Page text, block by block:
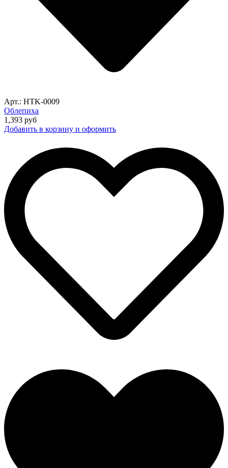
Арт.: HTK-0009
Облепиха
1,393 руб
Добавить в корзину и оформить